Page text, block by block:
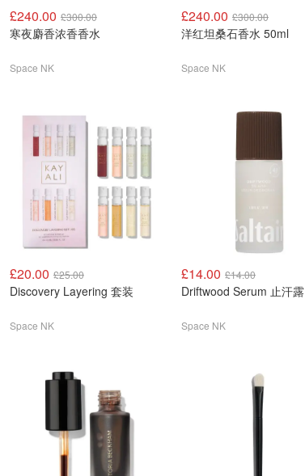
£240.00 £300.00
寒夜麝香浓香香水
Space NK
£240.00 £300.00
洋红坦桑石香水 50ml
Space NK
£20.00 £25.00
Discovery Layering 套装
Space NK
£14.00 £14.00
Driftwood Serum 止汗露
Space NK